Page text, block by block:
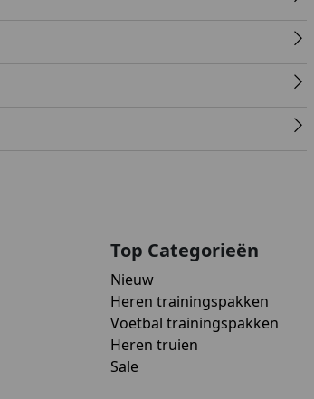
Top Categorieën
Nieuw
Heren trainingspakken
Voetbal trainingspakken
Heren truien
Sale